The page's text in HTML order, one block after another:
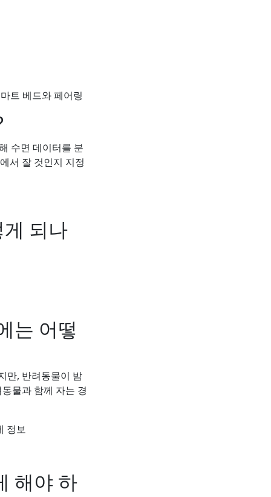
트 베드와 페어링
수면 데이터를 분
서 잘 것인지 지정
되나
는 어떻
만, 반려동물이 밤
물과 함께 자는 경
정보
해야 하